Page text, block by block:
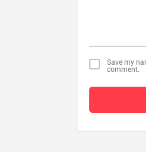
Save my
comment.